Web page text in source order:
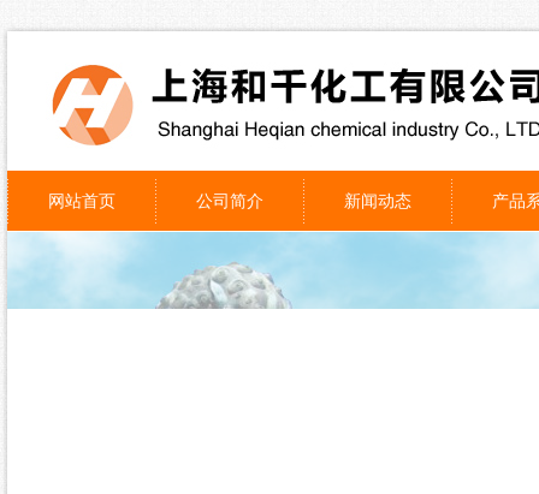
网站首页 公司简介 新闻动态 产品